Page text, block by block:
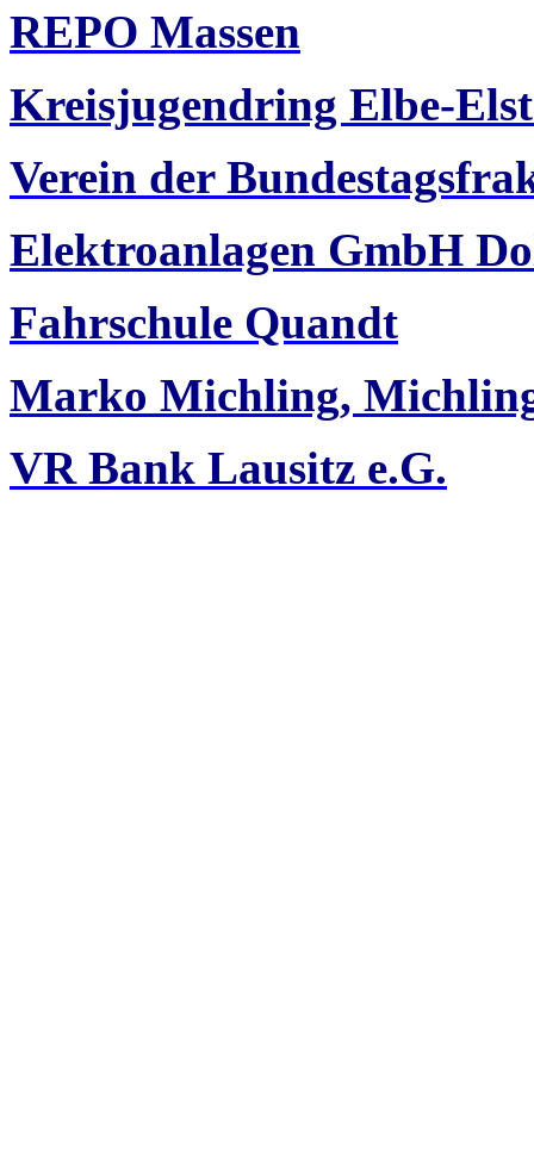
REPO Massen
Kreisjugendring Elbe-
Verein der
Elektroanlagen GmbH
Fahrschule Quandt
Marko Michling,
VR Bank Lausitz e.G.